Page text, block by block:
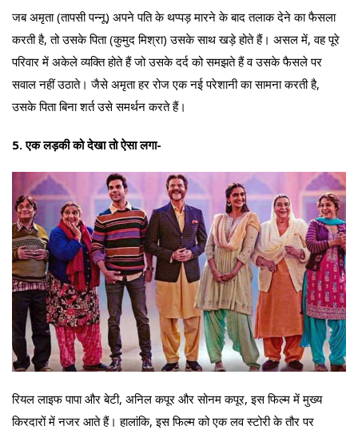
जब अमृता (तापसी पन्नू) अपने पति के थप्पड़ मारने के बाद तलाक देने का फैसला
करती है, तो उसके पिता (कुमुद मिश्रा) उसके साथ खड़े होते हैं। असल में, वह पूरे
परिवार में अकेले व्यक्ति होते हैं जो उसके दर्द को समझते हैं व उसके फैसले पर
सवाल नहीं उठाते। जैसे अमृता हर रोज एक नई परेशानी का सामना करती है,
उसके पिता बिना शर्त उसे समर्थन करते हैं।
5. एक लड़की को देखा तो ऐसा लगा-
रियल लाइफ पापा और बेटी, अनिल कपूर और सोनम कपूर, इस फिल्म में मुख्य
किरदारों में नजर आते हैं। हालांकि, इस फिल्म को एक लव स्टोरी के तौर पर